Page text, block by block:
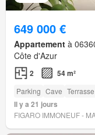
649 000 €
Appartement à
Côte d'Azur
2 54 m²
Parking Cave Terrasse
Il y a 21 jours
FIGARO IMMONEUF -